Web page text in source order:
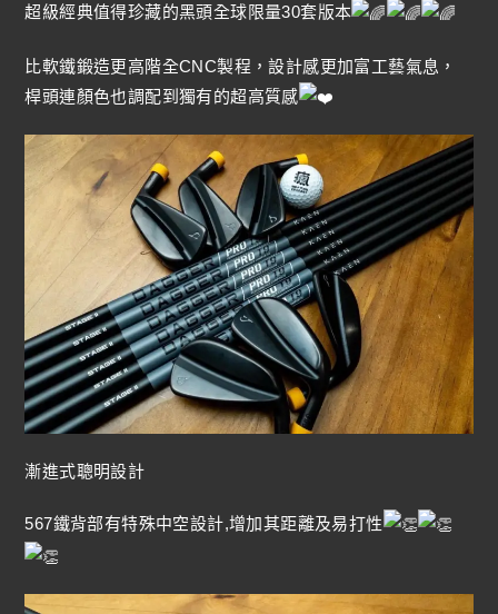
超級經典值得珍藏的黑頭全球限量30套版本
比軟鐵鍛造更高階全CNC製程，設計感更加富工藝氣息，
桿頭連顏色也調配到獨有的超高質感
漸進式聰明設計
567鐵背部有特殊中空設計,增加其距離及易打性